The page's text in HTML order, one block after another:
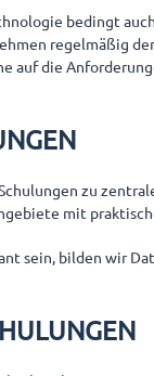
bedingt
regelmäßig
auf die
zu
mit
sein, bilden wir